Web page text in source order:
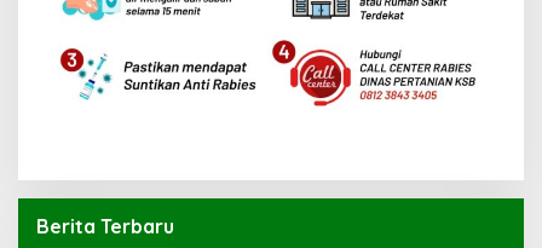
Berita Terbaru